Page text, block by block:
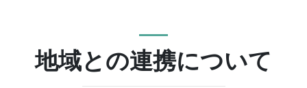
地域との連携について